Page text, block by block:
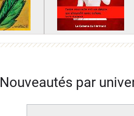
Nouveautés par